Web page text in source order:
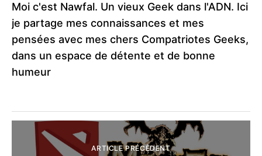
Moi c'est Nawfal. Un vieux Geek dans l'ADN. Ici
je partage mes connaissances et mes
pensées avec mes chers Compatriotes Geeks,
dans un espace de détente et de bonne
humeur
ARTICLE PRÉCÈDENT